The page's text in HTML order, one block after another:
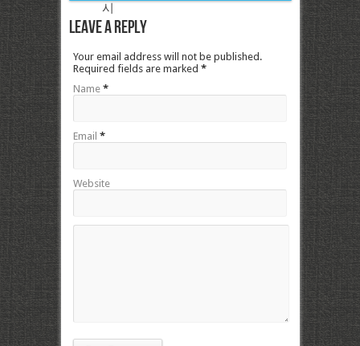
시
Leave a Reply
Your email address will not be published.
Required fields are marked *
Name *
Email *
Website